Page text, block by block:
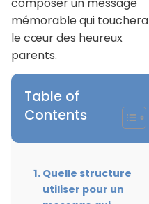
mémorable qui touchera
le cœur des heureux
parents.
Table of
Contents
Quelle structure
utiliser pour un